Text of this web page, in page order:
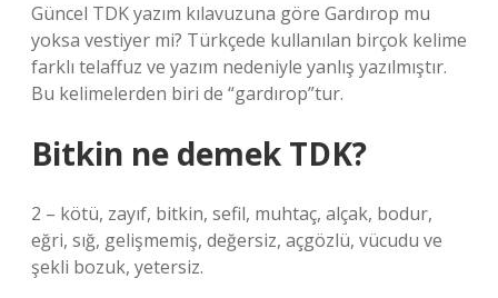
Güncel TDK yazım kılavuzuna göre Gardırop mu
yoksa vestiyer mi? Türkçede kullanılan birçok kelime
farklı telaffuz ve yazım nedeniyle yanlış yazılmıştır.
Bu kelimelerden biri de “gardırop”tur.
Bitkin ne demek TDK?
2 – kötü, zayıf, bitkin, sefil, muhtaç, alçak, bodur,
eğri, sığ, gelişmemiş, değersiz, açgözlü, vücudu ve
şekli bozuk, yetersiz.